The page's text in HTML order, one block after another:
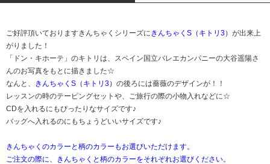
ご好評頂いておりますきんちゃくシリーズにきんちゃくS（キトリ3） が出来上
がりました！
「ドン・キホーテ」のキトリは、スペイン国立バレエカンパニーの大谷遥陽さ
んのお写真をもとに描きました☆
なんと、 きんちゃくS（キトリ3） の後ろには薔薇のデザインが！！
レッスンの時のテーピングセットや、ご旅行の際の小物入れなどに☆
CDを入れるにもぴったりなサイズです♪
バッグへ入れるのにもちょうどいいサイズです♪
きんちゃくのカラーと柄のカラーもお選びいただけます。
ご注文の際に、きんちゃくと柄のカラーをそれぞれお選びください。